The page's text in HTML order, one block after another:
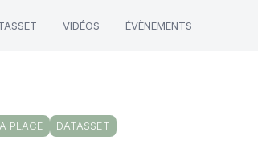
VIDÉOS ÉVÈNEMENTS
PLACE DATASSET